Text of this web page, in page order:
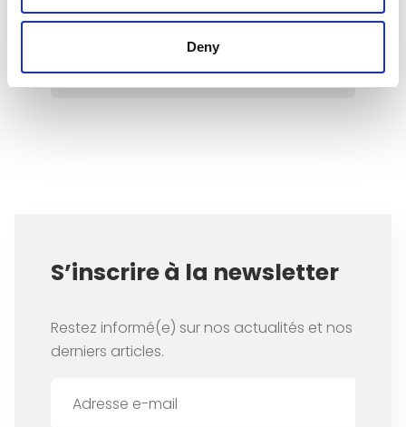
Deny
consacrons le plus de temps : le
S’inscrire à la newsletter
Restez informé(e) sur nos actualités et nos
derniers articles.